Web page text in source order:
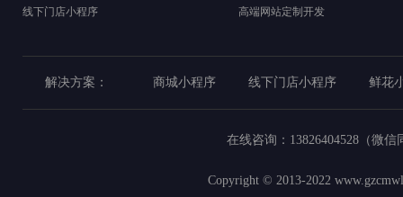
线下门店小程序 高端网站定制开发
解决方案： 商城小程序 线下门店小程序 鲜花
在线咨询： 13826404528（微信
Copyright © 2013-2022